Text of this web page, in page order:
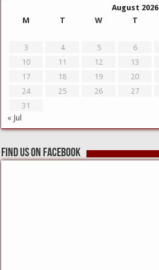
August 2026
M
T W T
3
4 5 6
10
11 12 13
17
18 19 20
24
25 26 27
31
« Jul
Find us on Facebook